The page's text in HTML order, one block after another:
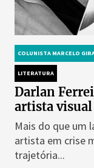
COLUNISTA MARCELO
LITERATURA
Darlan
artista
Mais do que um
artista em crise
trajetória...